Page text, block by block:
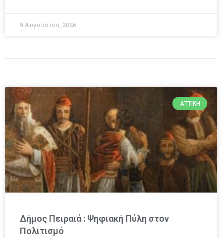
9 Αυγούστου, 2026
ΑΤΤΙΚΉ
Δήμος Πειραιά : Ψηφιακή Πύλη στον
Πολιτισμό